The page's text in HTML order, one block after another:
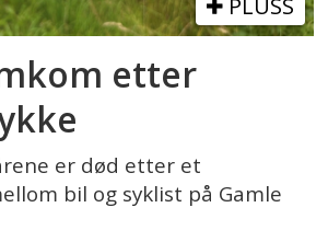
PLUSS
etter
er død etter et
bil og syklist på Gamle